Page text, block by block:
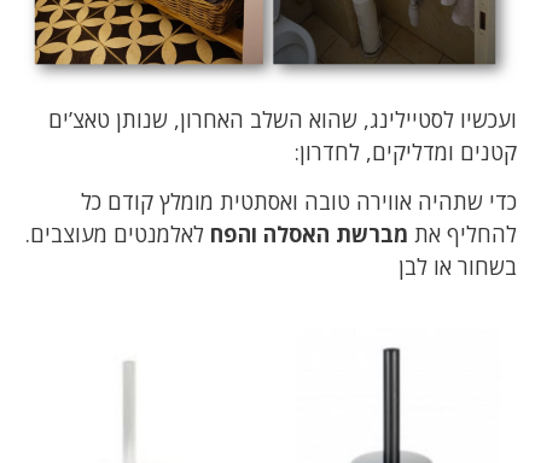
ועכשיו לסטיילינג, שהוא השלב האחרון, שנותן טאצ’ים
קטנים ומדליקים, לחדרון:
כדי שתהיה אווירה טובה ואסתטית מומלץ קודם כל
להחליף את מברשת האסלה והפח לאלמנטים מעוצבים.
בשחור או לבן